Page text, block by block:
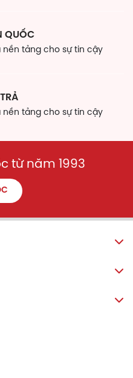
1 viên sau bữa ăn
con bú và phụ nữ dự định
vào chế độ ăn uống
chế độ ăn uống cân
là thuốc, không có
chữa bệnh.
ráo, ở nhiệt độ phòng,
QUỐC
nền tảng cho sự tin cậy
nền tảng cho sự tin cậy
từ năm 1993